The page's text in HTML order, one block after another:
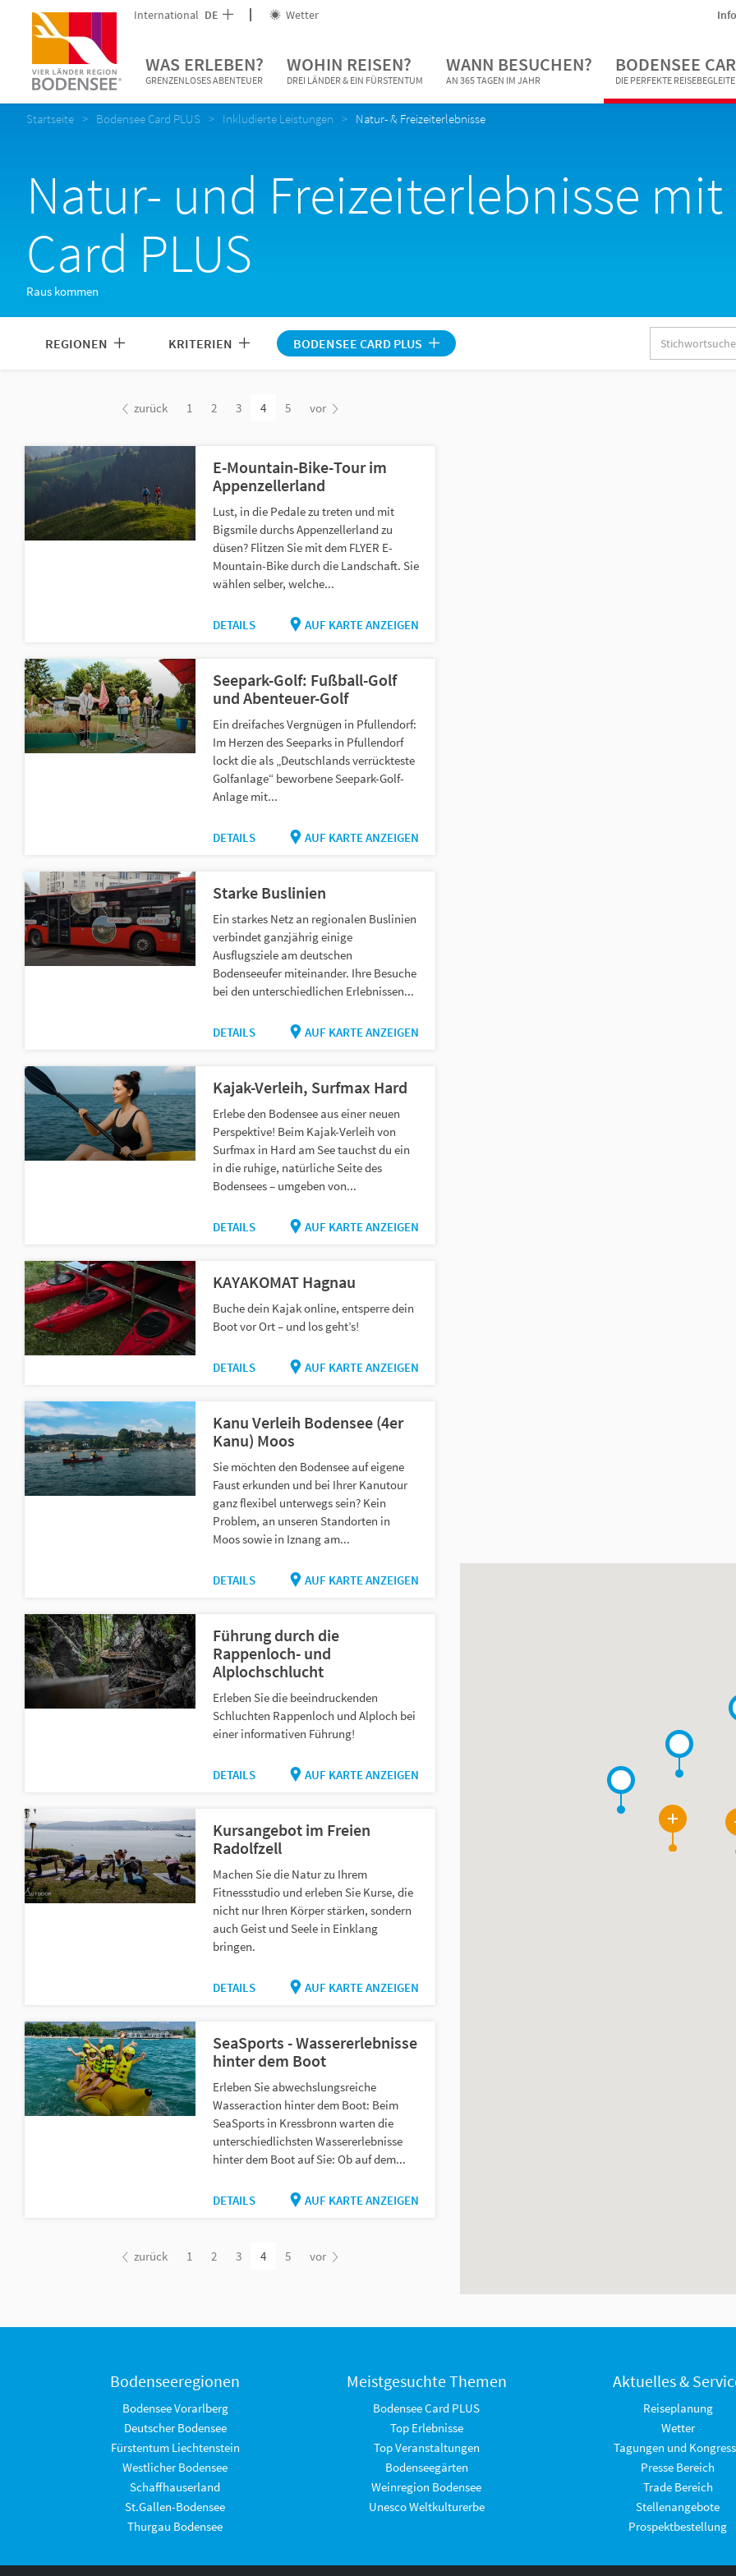
International DE Wetter
WAS ERLEBEN?
GRENZENLOSES ABENTEUER
WOHIN REISEN?
DREI LÄNDER & EIN FÜRSTENTUM
WANN BESUCHEN?
AN 365 TAGEN IM JAHR
BODENSEE
DIE PERFEKTE
Startseite Bodensee Card PLUS Inkludierte Leistungen Natur- & Freizeiterlebnisse
Natur- und Freizeiterlebnisse
Card PLUS
Raus kommen
REGIONEN KRITERIEN BODENSEE CARD PLUS
zurück 1 2 3 4 5 vor
E-Mountain-Bike-Tour im
Appenzellerland
Lust, in die Pedale zu treten und mit
Bigsmile durchs Appenzellerland zu
düsen? Flitzen Sie mit dem FLYER E-
Mountain-Bike durch die Landschaft. Sie
wählen selber, welche...
DETAILS AUF KARTE ANZEIGEN
Seepark-Golf: Fußball-Golf
und Abenteuer-Golf
Ein dreifaches Vergnügen in Pfullendorf:
Im Herzen des Seeparks in Pfullendorf
lockt die als „Deutschlands verrückteste
Golfanlage“ beworbene Seepark-Golf-
Anlage mit...
DETAILS AUF KARTE ANZEIGEN
Starke Buslinien
Ein starkes Netz an regionalen Buslinien
verbindet ganzjährig einige
Ausflugsziele am deutschen
Bodenseeufer miteinander. Ihre Besuche
bei den unterschiedlichen Erlebnissen...
DETAILS AUF KARTE ANZEIGEN
Kajak-Verleih, Surfmax Hard
Erlebe den Bodensee aus einer neuen
Perspektive! Beim Kajak-Verleih von
Surfmax in Hard am See tauchst du ein
in die ruhige, natürliche Seite des
Bodensees – umgeben von...
DETAILS AUF KARTE ANZEIGEN
KAYAKOMAT Hagnau
Buche dein Kajak online, entsperre dein
Boot vor Ort – und los geht’s!
DETAILS AUF KARTE ANZEIGEN
Kanu Verleih Bodensee (4er
Kanu) Moos
Sie möchten den Bodensee auf eigene
Faust erkunden und bei Ihrer Kanutour
ganz flexibel unterwegs sein? Kein
Problem, an unseren Standorten in
Moos sowie in Iznang am...
DETAILS AUF KARTE ANZEIGEN
Führung durch die
Rappenloch- und
Alplochschlucht
Erleben Sie die beeindruckenden
Schluchten Rappenloch und Alploch bei
einer informativen Führung!
DETAILS AUF KARTE ANZEIGEN
Kursangebot im Freien
Radolfzell
Machen Sie die Natur zu Ihrem
Fitnessstudio und erleben Sie Kurse, die
nicht nur Ihren Körper stärken, sondern
auch Geist und Seele in Einklang
bringen.
DETAILS AUF KARTE ANZEIGEN
SeaSports - Wassererlebnisse
hinter dem Boot
Erleben Sie abwechslungsreiche
Wasseraction hinter dem Boot: Beim
SeaSports in Kressbronn warten die
unterschiedlichsten Wassererlebnisse
hinter dem Boot auf Sie: Ob auf dem...
DETAILS AUF KARTE ANZEIGEN
zurück 1 2 3 4 5 vor
Bodenseeregionen
Bodensee Vorarlberg
Deutscher Bodensee
Fürstentum Liechtenstein
Westlicher Bodensee
Schaffhauserland
St.Gallen-Bodensee
Thurgau Bodensee
Meistgesuchte Themen
Bodensee Card PLUS
Top Erlebnisse
Top Veranstaltungen
Bodenseegärten
Weinregion Bodensee
Unesco Weltkulturerbe
Aktuelles &
Reiseplanung
Wetter
Tagungen und
Presse Bereich
Trade Bereich
Stellenangebote
Prospektbestellung